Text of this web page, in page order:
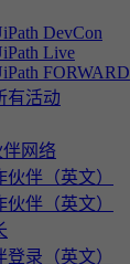
DevCon
Live
FORWARD
有活动
伴网络
伴（英文）
伴（英文）
录（英文）